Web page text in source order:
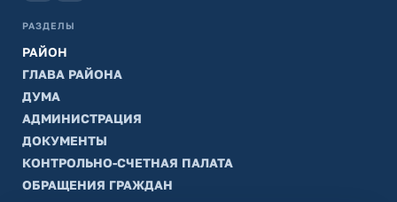
РАЗДЕЛЫ
РАЙОН
ГЛАВА РАЙОНА
ДУМА
АДМИНИСТРАЦИЯ
ДОКУМЕНТЫ
КОНТРОЛЬНО-СЧЕТНАЯ ПАЛАТА
ОБРАЩЕНИЯ ГРАЖДАН